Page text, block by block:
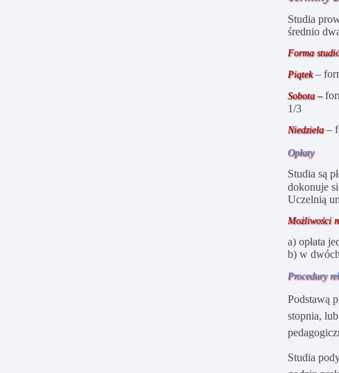
Studia
średnio
Forma
Piątek–
Sobota –
1/3
Niedziela–
Opłaty
Studia są
dokonuje
Uczelnią
Możliwości
a) opłata
b) w
Procedury
Podstawą
stopnia,
Studia